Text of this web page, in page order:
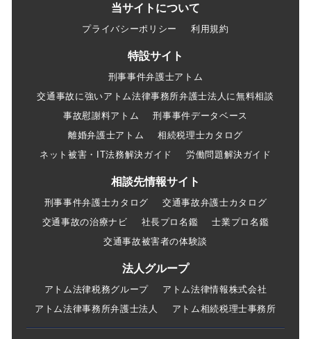
当サイトについて
プライバシーポリシー 利用規約
特設サイト
刑事事件弁護士アトム
交通事故に強いアトム法律事務所弁護士法人に無料相談
事故慰謝料アトム
刑事事件データベース
離婚弁護士アトム
相続税理士カタログ
ネット被害・IT法務解決ガイド
労働問題解決ガイド
相談先情報サイト
刑事事件弁護士カタログ
交通事故弁護士カタログ
交通事故の治療ナビ
社長プロ名鑑
士業プロ名鑑
交通事故被害者の体験談
法人グループ
アトム法律税務グループ
アトム法律情報株式会社
アトム法律事務所弁護士法人
アトム相続税理士事務所